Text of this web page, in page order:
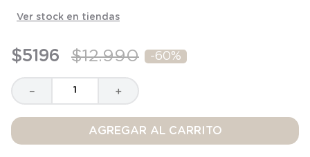
Ver stock en tiendas
$5196 $12.990 -60%
＋
－
AGREGAR AL CARRITO